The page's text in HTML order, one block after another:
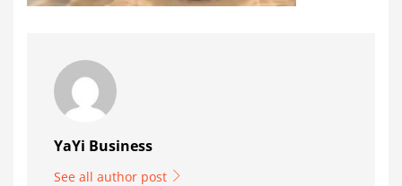
YaYi Business
See all author post